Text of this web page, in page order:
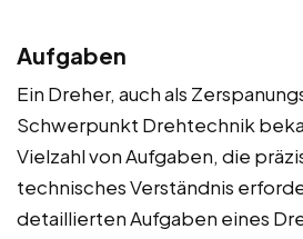
Aufgaben
Ein Dreher, auch als
Schwerpunkt Drehtechnik
Vielzahl von Aufgaben, die
technisches Verständnis
detaillierten Aufgaben eines